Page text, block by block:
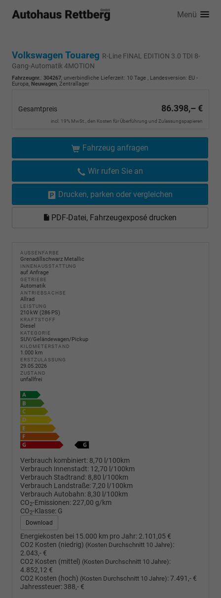
Menü
Volkswagen Touareg R-Line FINAL EDITION 3.0 TDI 8-
Gang-Automatik 4MOTION
Fahrzeugnr.: 304267, unverbindliche Lieferzeit: 10 Tage , Landesversion: EU -
Europa, Neuwagen, Zentrallager
Gesamtpreis 86.398,– €
incl. 19% MwSt., den Kosten für Überführung und Zulassungspapieren
Fahrzeug anfragen
Wir rufen Sie an
Drucken, parken oder vergleichen
PDF-Datei, Fahrzeugexposé drucken
AUSSENFARBE
Grenadillschwarz Metallic
INNENAUSSTATTUNG
auf Anfrage
GETRIEBE
Automatik
ANTRIEBSACHSE
Allrad
LEISTUNG
210 kW (286 PS)
KRAFTSTOFF
Diesel
KATEGORIE
SUV/Geländewagen/Pickup
KILOMETERSTAND
1.000 km
ERSTZULASSUNG
29.05.2026
ZUSTAND
unfallfrei
Verbrauch kombiniert: 8,70 l/100km
Verbrauch Innenstadt: 12,70 l/100km
Verbrauch Stadtrand: 8,80 l/100km
Verbrauch Landstraße:7,20 l/100km
Verbrauch Autobahn: 8,30 l/100km
CO2-Emissionen: 227,00 g/km
CO2-Klasse: G
Download
Energiekosten bei 15.000 km pro Jahr: 2.101,05 €
CO2 Kosten (niedrig) (Kosten Durchschnitt 10 Jahre):
2.043,- €
CO2 Kosten (mittel) (Kosten Durchschnitt 10 Jahre):
4.852,12 €
CO2 Kosten (hoch) (Kosten Durchschnitt 10 Jahre):7.491,- €
Jahressteuer: 388,- €